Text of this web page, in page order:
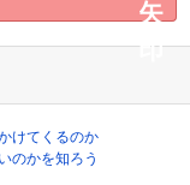
けてくるのか
のかを知ろう